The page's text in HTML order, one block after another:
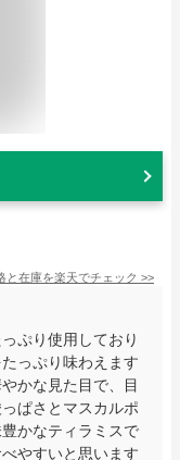
と在庫を楽天でチェック >>
ぷり使用しており
っぷり味わえます
かな見た目で、目
ぱさとマスカルポ
かなティラミスで
やすいと思います